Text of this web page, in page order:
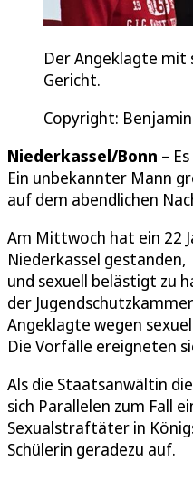
Der Angeklagte mit
Gericht.
Copyright:
Niederkassel/Bonn –
Ein unbekannter Mann
auf dem abendlichen
Am Mittwoch hat ein 22
Niederkassel
und sexuell belästigt zu
der
Angeklagte wegen
Die Vorfälle ereigneten
Als die Staatsanwältin
sich Parallelen zum Fall
Sexualstraftäter in
Schülerin geradezu auf.